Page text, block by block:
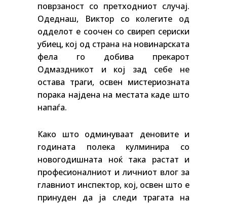
поврзаност со претходниот случај.
Одеднаш, Виктор со колегите од
одделот е соочен со свиреп сериски
убиец, кој од страна на новинарската
фела го добива прекарот
Одмаздникот и кој зад себе не
остава траги, освен мистериозната
порака најдена на местата каде што
напаѓа.
Како што одминуваат деновите и
годината полека кулминира со
новогодишната ноќ така растат и
професионалниот и личниот влог за
главниот инспектор, кој, освен што е
принуден да ја следи трагата на